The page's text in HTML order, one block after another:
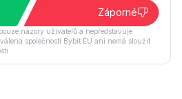
Záporné
názory uživatelů a nepředstavuje
společností Bybit EU ani nemá sloužit